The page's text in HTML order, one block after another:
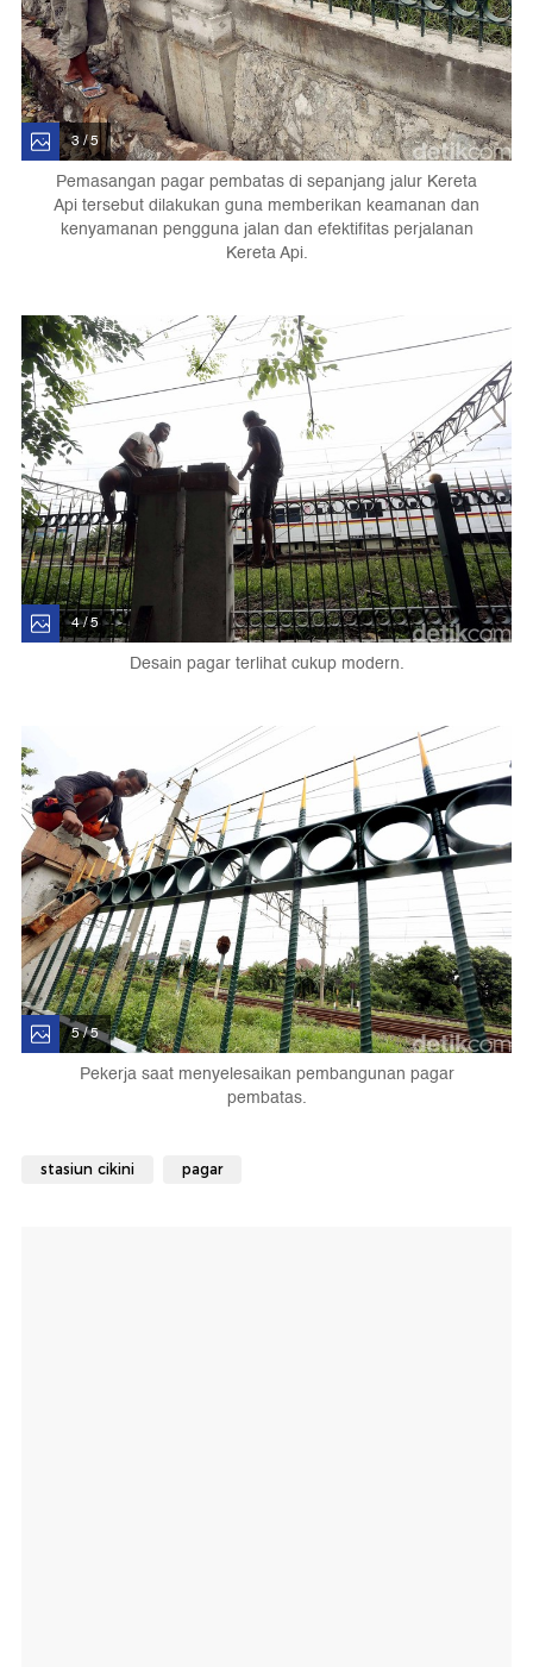
3 / 5
Pemasangan pagar pembatas di sepanjang jalur Kereta
Api tersebut dilakukan guna memberikan keamanan dan
kenyamanan pengguna jalan dan efektifitas perjalanan
Kereta Api.
4 / 5
Desain pagar terlihat cukup modern.
5 / 5
Pekerja saat menyelesaikan pembangunan pagar
pembatas.
stasiun cikini pagar